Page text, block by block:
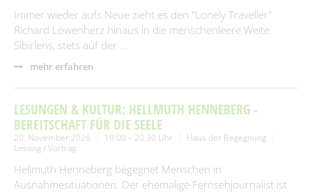
Immer wieder aufs Neue zieht es den "Lonely Traveller"
Richard Löwenherz hinaus in die menschenleere Weite
Sibiriens, stets auf der …
mehr erfahren
LESUNGEN & KULTUR: HELLMUTH HENNEBERG -
BEREITSCHAFT FÜR DIE SEELE
20. November 2026 19:00 – 20:30 Uhr
Haus der Begegnung
Lesung / Vortrag
Hellmuth Henneberg begegnet Menschen in
Ausnahmesituationen. Der ehemalige Fernsehjournalist ist